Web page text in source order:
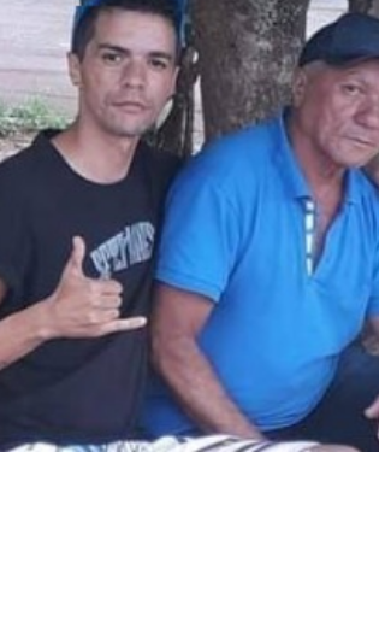
mistura de 32% de etanol altera
para Transplante do Padre Lucas
apontou riscos no aterro sanitário de
D'Aguiar intensifica ações sociais e
encontram quase 50 escorpiões em
é socorrido após ser vítima de
de Samambaia tem prisão preventiva
Luart surge como uma nova força e